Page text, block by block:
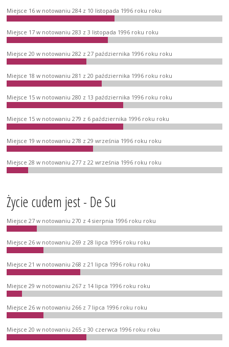
Miejsce 16 w notowaniu 284 z 10 listopada 1996 roku roku
Miejsce 17 w notowaniu 283 z 3 listopada 1996 roku roku
Miejsce 20 w notowaniu 282 z 27 października 1996 roku roku
Miejsce 18 w notowaniu 281 z 20 października 1996 roku roku
Miejsce 15 w notowaniu 280 z 13 października 1996 roku roku
Miejsce 15 w notowaniu 279 z 6 października 1996 roku roku
Miejsce 19 w notowaniu 278 z 29 września 1996 roku roku
Miejsce 28 w notowaniu 277 z 22 września 1996 roku roku
Życie cudem jest - De Su
Miejsce 27 w notowaniu 270 z 4 sierpnia 1996 roku roku
Miejsce 26 w notowaniu 269 z 28 lipca 1996 roku roku
Miejsce 21 w notowaniu 268 z 21 lipca 1996 roku roku
Miejsce 29 w notowaniu 267 z 14 lipca 1996 roku roku
Miejsce 26 w notowaniu 266 z 7 lipca 1996 roku roku
Miejsce 20 w notowaniu 265 z 30 czerwca 1996 roku roku